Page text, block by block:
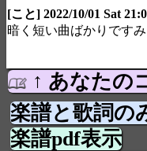
[こと] 2022/10/01 Sat
暗く短い曲ばかりです
↑ あなたの
楽譜と歌詞の
楽譜pdf表示